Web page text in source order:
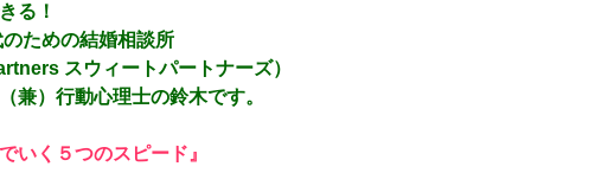
る！
ための結婚相談所
スウィートパートナーズ）
兼）行動心理士の鈴木です。
いく５つのスピード』